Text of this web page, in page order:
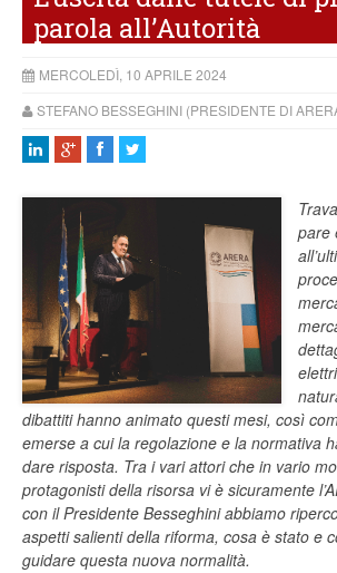
parola all’Autorità
MERCOLEDÌ, 10 APRILE 2024
STEFANO BESSEGHINI (PRESIDENTE DI
pare
dibattiti hanno animato questi mesi, così
emerse a cui la regolazione e la normativa
dare risposta. Tra i vari attori che in vario
protagonisti della risorsa vi è sicuramente
con il Presidente Besseghini abbiamo
aspetti salienti della riforma, cosa è stato e
guidare questa nuova normalità.